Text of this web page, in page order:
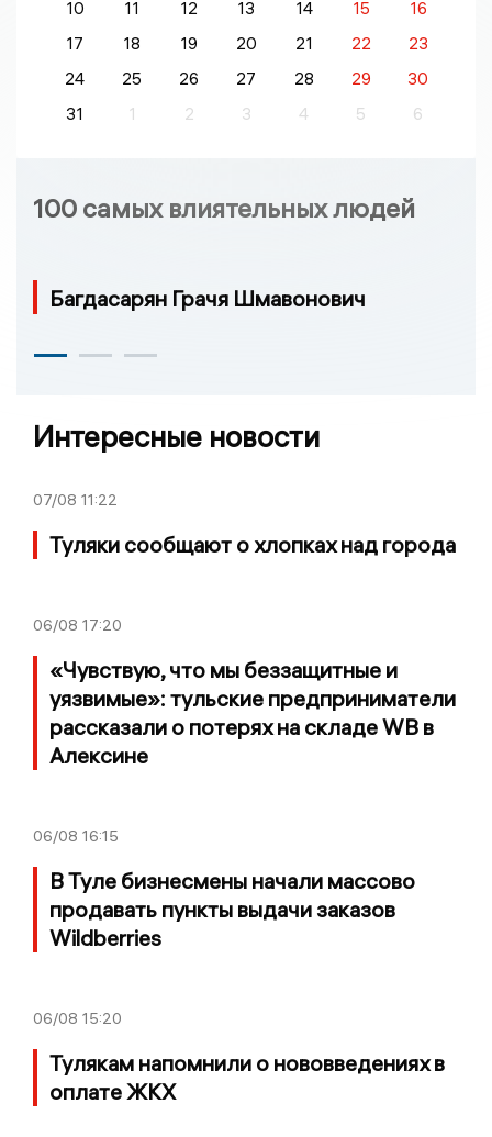
10 11 12 13 14 15
16
17
18 19 20 21 22
23
24
25 26 27 28 29
30
31
1 2 3 4 5 6
100 самых влиятельных людей
Багдасарян Грачя Шмавонович
Интересные новости
07/08 11:22
Туляки сообщают о хлопках над города
06/08 17:20
«Чувствую, что мы беззащитные и
уязвимые»: тульские предприниматели
рассказали о потерях на складе WB в
Алексине
06/08 16:15
В Туле бизнесмены начали массово
продавать пункты выдачи заказов
Wildberries
06/08 15:20
Тулякам напомнили о нововведениях в
оплате ЖКХ